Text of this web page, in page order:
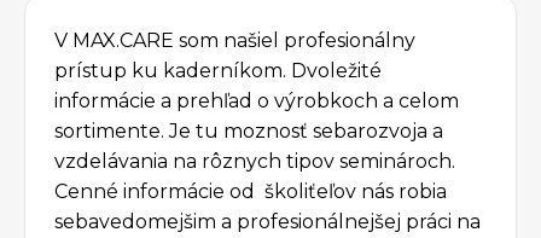
V MAX.CARE som našiel profesionálny
prístup ku kaderníkom. Dvoležité
informácie a prehľad o výrobkoch a celom
sortimente. Je tu moznosť sebarozvoja a
vzdelávania na rôznych tipov seminároch.
Cenné informácie od školiťeľov nás robia
sebavedomejšim a profesionálnejšej práci na